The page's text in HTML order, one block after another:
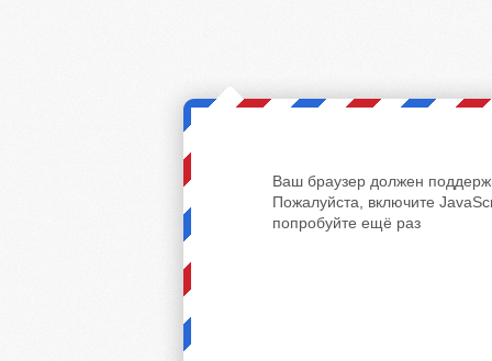
Ваш браузер должен
Пожалуйста, включите
попробуйте ещё раз